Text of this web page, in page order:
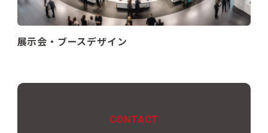
展示会・ブースデザイン
CONTACT